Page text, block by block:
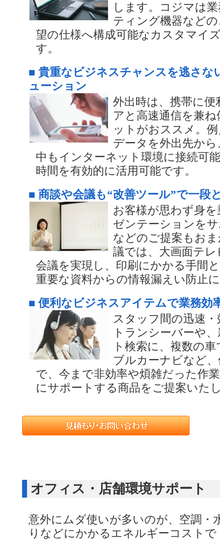
します。コジマは
ティング機器など
望の仕様へ構成可能なカスタマイ
す。
■ 貴重なビジネスチャンスを逃さな
ューション
外出時は、携帯に
アと高速通信を兼
ットがおススメ。
データを外出先か
中もインターネット環境に接続可
時間を有効的に活用可能です。
■ 商談や会議も“改善ツール”で一段
お客様が思わず身
ゼンテーションを
などのご提案もお
議では、大画面テ
会議を実現し、印刷にかかる手間
重要な資料からの情報漏えい防止
■ 便利なビジネスアイテムで業務効
スタッフ間の迅速
トランシーバーや
ト検索に、複数の
ブルカーナビなど
で、今まで非効率や煩雑だった作
にサポートする商品をご提案いた
オフィス・店舗環境サポート
意外にムダ使いが多いのが、空調・
りなどにかかるエネルギーコストで